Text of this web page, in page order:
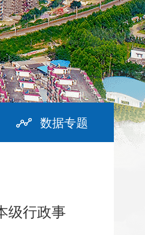
数据专题
级行政事